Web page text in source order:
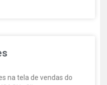
na tela de vendas do